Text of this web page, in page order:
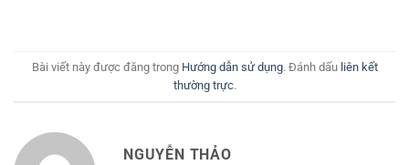
Bài viết này được đăng trong Hướng dẫn sử dụng. Đánh dấu liên kết
thường trực.
NGUYỄN THẢO